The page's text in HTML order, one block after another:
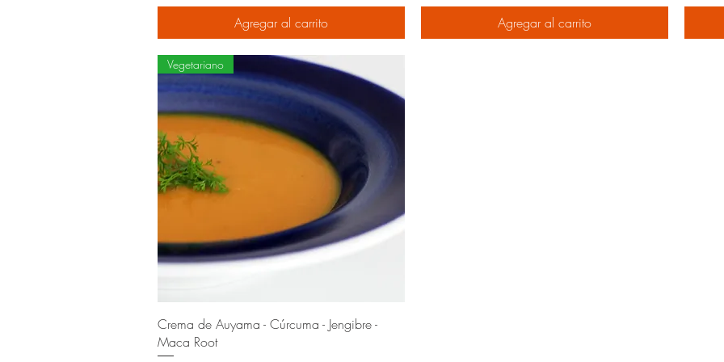
Agregar al carrito
Agregar al carrito
Vegetariano
Crema de Auyama - Cúrcuma - Jengibre -
Maca Root